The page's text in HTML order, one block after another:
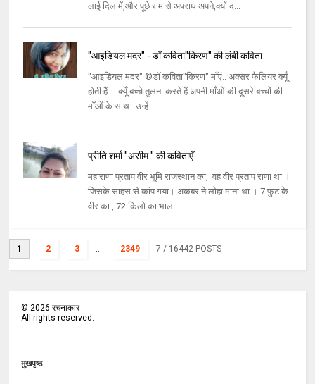
लाई दिल में,और पूछे राम से अपराध अपने,क्यों द...
"आइडियल मदर" - डॉ कविता"किरण" की लंबी कविता
"आइडियल मदर" ©डॉ कविता"किरण" माँएं.. अक्सर फैलियर क्यूँ
होती हैं.... क्यूँ बच्चे तुलना करते हैं अपनी माँओं की दूसरे बच्चों की
माँओं के साथ.. उन्हें ...
प्रीति शर्मा "असीम " की कविताएँ
महाराणा प्रताप वीर भूमि राजस्थान का, वह वीर प्रताप राणा था ।
जिसके साहस से कांप गया। अकबर ने लोहा माना था । 7 फुट के
वीर का , 72 किलो का भाला...
1 2 3 ... 2349 7 / 16442 POSTS
©2026 रचनाकार
All rights reserved.
मुखपृष्ठ